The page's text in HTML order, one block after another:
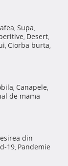
, Supa,
, Desert,
, Ciorba burta,
, Canapele,
de mama
din
19, Pandemie